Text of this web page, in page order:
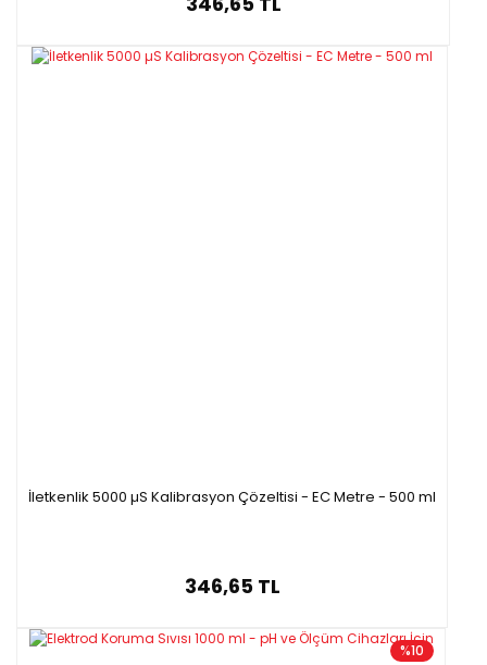
İletkenlik 5000 µS Kalibrasyon Çözeltisi - EC Metre - 500 ml
346,65 TL
%10